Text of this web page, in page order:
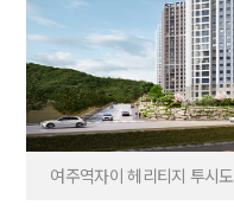
여주역자이 헤리티지 투시